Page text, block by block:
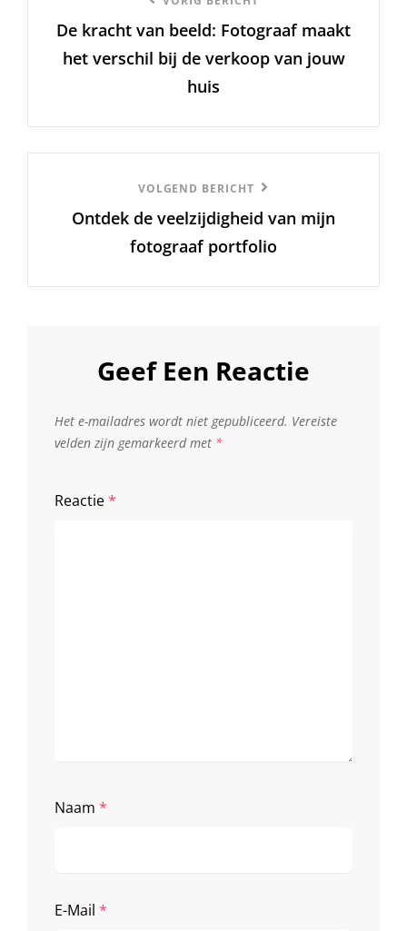
bericht
De kracht van beeld: Fotograaf maakt
het verschil bij de verkoop van jouw
huis
Bericht
VOLGEND BERICHT
Ontdek de veelzijdigheid van mijn
fotograaf portfolio
Geef Een Reactie
Het e-mailadres wordt niet gepubliceerd. Vereiste
velden zijn gemarkeerd met *
Reactie*
Naam *
E-Mail *